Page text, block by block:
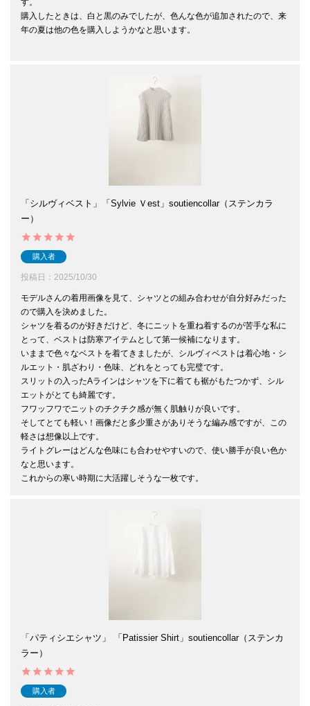
購入したときは、白と黒のみでしたが、色んな色が追加されたので、来
年の夏は他の色を購入しようかなと思います。
「シルヴィベスト」「Sylvie Ｖest」soutiencollar（ステンカラ
ー）
購入者
投稿日 2025/10/30
モデルさんの着用画像を見て、シャツとの組み合わせが自分好みだった
ので購入を決めました。
シャツを着るのが好きだけど、冬にニットを重ね着するのが苦手な私に
とって、ベストは防寒アイテムとして第一候補になります。
いままで色々なベストを着てきましたが、シルヴィベストは着心地・シ
ルエット・肌ざわり・色味、どれをとっても完璧です。
スリットの入ったAラインはシャツを下に着ても裾がもたつかず、シル
エットがとても綺麗です。
フワッフワでニットのチクチク感が無く肌触りが良いです。
そしてとても軽い！画像だと多少重さがありそうな編み感ですが、この
軽さは想像以上です。
ライトグレーはどんな色味にも合わせやすいので、使い勝手が良い色か
なと思います。
これからの寒い時期に大活躍しそうな一枚です。
「パティシエシャツ」 「Patissier Shirt」soutiencollar（ステンカ
ラー）
購入者